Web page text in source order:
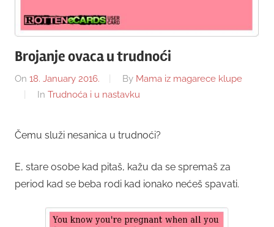
Brojanje ovaca u trudnoći
On 18. January 2016. By Mama iz magarece klupe
In Trudnoća i u nastavku
Čemu služi nesanica u trudnoći?
E, stare osobe kad pitaš, kažu da se spremaš za
period kad se beba rodi kad ionako nećeš spavati.